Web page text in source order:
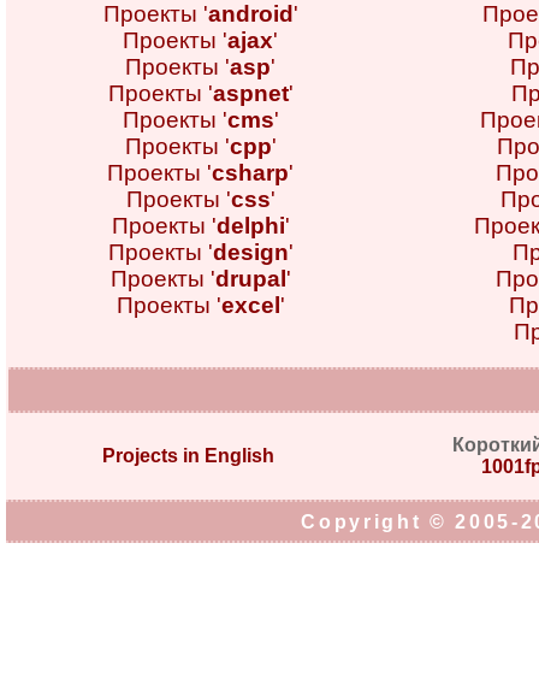
Проекты 'android '
Проекты 'ajax'
Проекты 'asp'
Проекты 'aspnet'
Проекты 'cms'
Проекты 'cpp'
Проекты 'csharp'
Проекты 'css'
Проекты 'delphi'
Проекты 'design'
Проекты 'drupal '
Проекты 'excel '
Projects in English
Copyright © 2005-